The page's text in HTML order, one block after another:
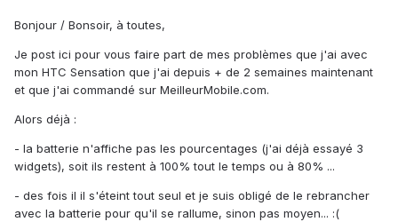
Bonjour / Bonsoir, à toutes,
Je post ici pour vous faire part de mes problèmes que j'ai avec
mon HTC Sensation que j'ai depuis + de 2 semaines maintenant
et que j'ai commandé sur MeilleurMobile.com.
Alors déjà :
- la batterie n'affiche pas les pourcentages (j'ai déjà essayé 3
widgets), soit ils restent à 100% tout le temps ou à 80% ...
- des fois il il s'éteint tout seul et je suis obligé de le rebrancher
avec la batterie pour qu'il se rallume, sinon pas moyen... :(